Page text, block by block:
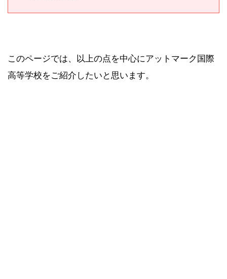
このページでは、以上の点を中心にアットマーク国際
高等学校をご紹介したいと思います。